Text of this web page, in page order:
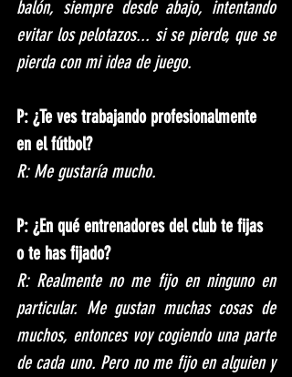
balón, siempre desde abajo, intentando
evitar los pelotazos... si se pierde, que se
pierda con mi idea de juego.
P: ¿Te ves trabajando profesionalmente
en el fútbol?
R: Me gustaría mucho.
P: ¿En qué entrenadores del club te fijas
o te has fijado?
R: Realmente no me fijo en ninguno en
particular. Me gustan muchas cosas de
muchos, entonces voy cogiendo una parte
de cada uno. Pero no me fijo en alguien y